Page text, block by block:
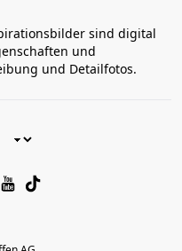
sind digital
und
und Detailfotos.